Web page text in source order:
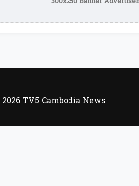
TV5 Cambodia News